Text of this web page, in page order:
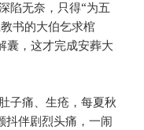
无奈，只得“为五
书的大伯乞求棺
囊，这才完成安葬大
痛、生疮，每夏秋
抖伴剧烈头痛，一闹